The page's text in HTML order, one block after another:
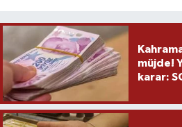
müjde!
karar: